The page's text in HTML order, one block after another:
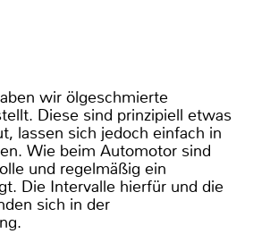
wir ölgeschmierte
Diese sind prinzipiell etwas
lassen sich jedoch einfach in
Wie beim Automotor sind
und regelmäßig ein
Die Intervalle hierfür und die
sich in der